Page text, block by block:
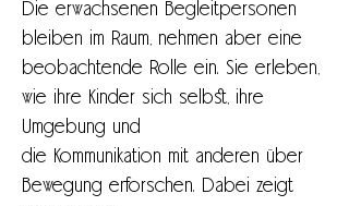
Die erwachsenen Begleitpersonen
bleiben im Raum, nehmen aber eine
beobachtende Rolle ein. Sie erleben,
wie ihre Kinder sich selbst, ihre
Umgebung und
die Kommunikation mit anderen über
Bewegung erforschen. Dabei zeigt